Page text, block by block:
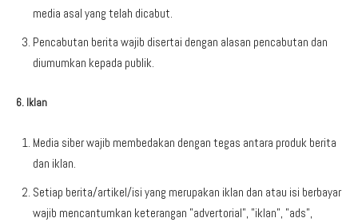
media asal yang telah dicabut.
Pencabutan berita wajib disertai dengan alasan pencabutan dan
diumumkan kepada publik.
6. Iklan
Media siber wajib membedakan dengan tegas antara produk berita
dan iklan.
Setiap berita/artikel/isi yang merupakan iklan dan atau isi berbayar
wajib mencantumkan keterangan ”advertorial”, ”iklan”, ”ads”,